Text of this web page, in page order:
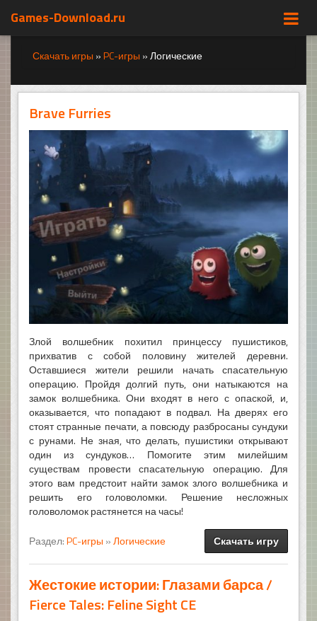
Games-Download.ru
Скачать игры »PC-игры »Логические
Brave Furries
Злой волшебник похитил принцессу пушистиков,
прихватив с собой половину жителей деревни.
Оставшиеся жители решили начать спасательную
операцию. Пройдя долгий путь, они натыкаются на
замок волшебника. Они входят в него с опаской, и,
оказывается, что попадают в подвал. На дверях его
стоят странные печати, а повсюду разбросаны сундуки
с рунами. Не зная, что делать, пушистики открывают
один из сундуков… Помогите этим милейшим
существам провести спасательную операцию. Для
этого вам предстоит найти замок злого волшебника и
решить его головоломки. Решение несложных
головоломок растянется на часы!
Раздел:PC-игры»Логические Скачать игру
Жестокие истории: Глазами барса /
Fierce Tales: Feline Sight CE